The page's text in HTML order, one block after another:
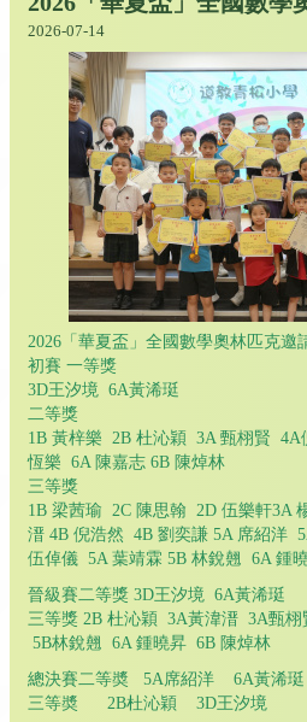
2026-07-14
2026「華夏盃」全國數學奧林匹克邀
初賽 一等獎
3D王汐境 6A黃浠珽
二等獎
1B 黃梓樂 2B 杜沁穎 3A 甄栩賢 4A
恆樂 6A 陳嘉志 6B 陳焯林
三等獎
1B 梁茜瑜 2C 陳思翰 2D 伍樂軒3A
溍 4B 倪浩然 4B 劉奕謙 5A 席紹洋
伍倬儀 5A 葉靖霖 5B 林銳翹 6A 鍾
晉級賽二等獎 3D王汐境 6A黃浠珽
三等獎 2B 杜沁穎 3A黃湋溍 3A甄
5B林銳翹 6A 鍾曉昇 6B 陳焯林
總決賽二等奬 5A席紹洋 6A黃浠珽
三等奬 2B杜沁穎 3D王汐境